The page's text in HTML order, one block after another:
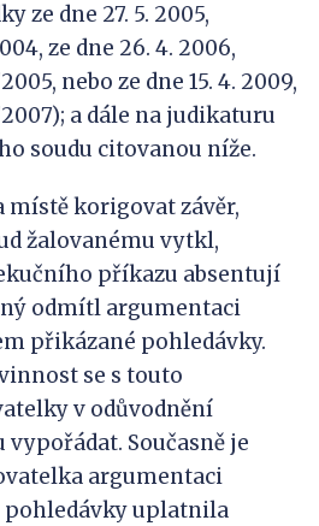
ze dne 27. 5. 2005,
ze dne 26. 4. 2006,
nebo ze dne 15. 4. 2009,
a dále na judikaturu
soudu citovanou níže.
korigovat závěr,
žalovanému vytkl,
příkazu absentují
odmítl argumentaci
přikázané pohledávky.
se s touto
v odůvodnění
Současně je
argumentaci
uplatnila